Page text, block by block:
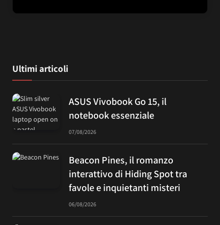
Ultimi articoli
ASUS Vivobook Go 15, il
notebook essenziale
07/08/2026
Beacon Pines, il romanzo
interattivo di Hiding Spot tra
favole e inquietanti misteri
06/08/2026